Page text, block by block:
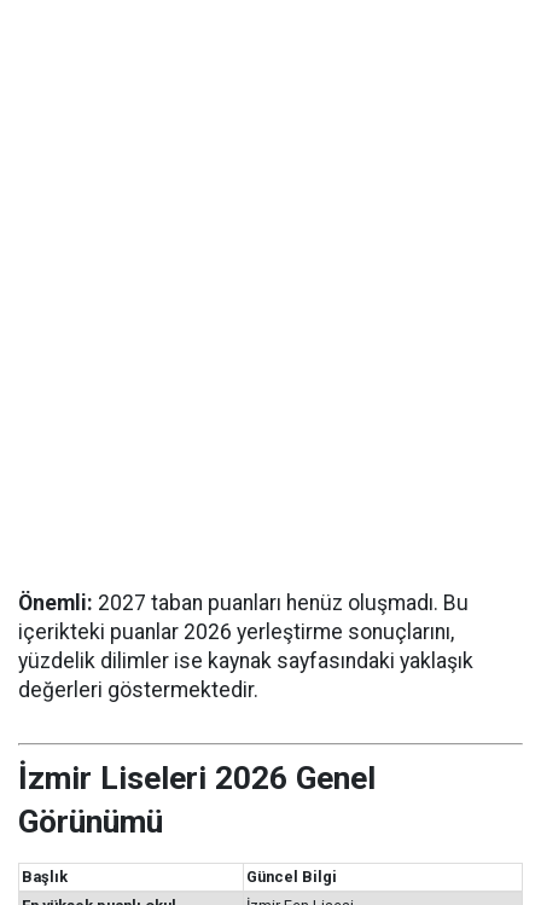
Önemli: 2027 taban puanları henüz oluşmadı. Bu
içerikteki puanlar 2026 yerleştirme sonuçlarını,
yüzdelik dilimler ise kaynak sayfasındaki yaklaşık
değerleri göstermektedir.
İzmir Liseleri 2026 Genel
Görünümü
Başlık
Güncel Bilgi